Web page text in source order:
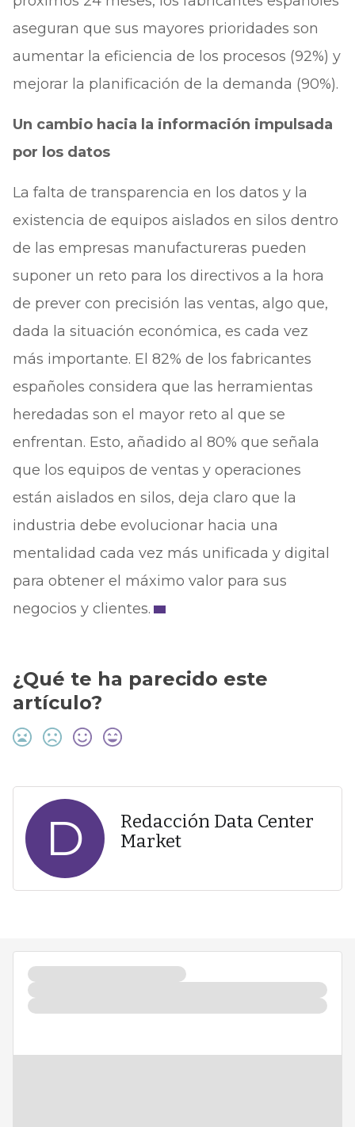
aseguran que sus mayores prioridades son
aumentar la eficiencia de los procesos (92%) y
mejorar la planificación de la demanda (90%).
Un cambio hacia la información impulsada
por los datos
La falta de transparencia en los datos y la
existencia de equipos aislados en silos dentro
de las empresas manufactureras pueden
suponer un reto para los directivos a la hora
de prever con precisión las ventas, algo que,
dada la situación económica, es cada vez
más importante. El 82% de los fabricantes
españoles considera que las herramientas
heredadas son el mayor reto al que se
enfrentan. Esto, añadido al 80% que señala
que los equipos de ventas y operaciones
están aislados en silos, deja claro que la
industria debe evolucionar hacia una
mentalidad cada vez más unificada y digital
para obtener el máximo valor para sus
negocios y clientes.
¿Qué te ha parecido este
artículo?
D
Redacción Data Center
Market